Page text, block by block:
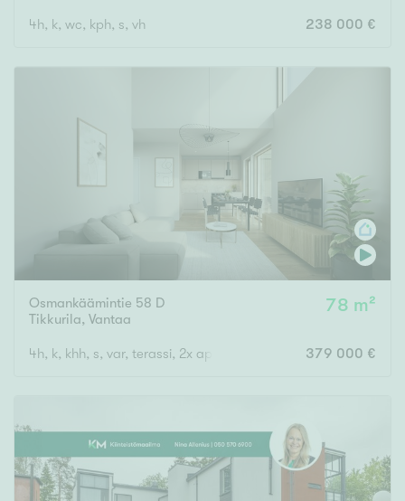
4h, k, wc, kph, s, vh 238 000 €
Osmankäämintie 58 D
Tikkurila, Vantaa
78 m²
4h, k, khh, s, var, terassi, 2x ap 379 000 €